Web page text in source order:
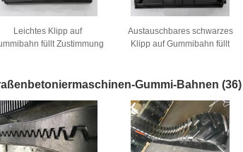
Leichtes Klipp auf
füllt Zustimmung
Austauschbares schwarzes
Klipp auf Gummibahn füllt
Gummi-Bahnen (36)